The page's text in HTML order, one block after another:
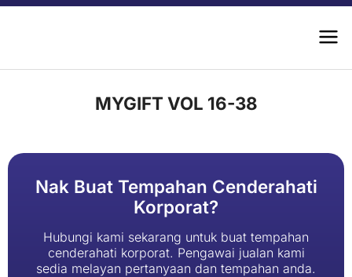
MYGIFT VOL 16-38
Nak Buat Tempahan Cenderahati
Korporat?
Hubungi kami sekarang untuk buat tempahan
cenderahati korporat. Pengawai jualan kami
sedia melayan pertanyaan dan tempahan anda.